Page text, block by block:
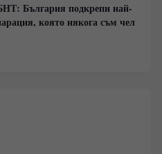
България подкрепи най-
която някога съм чел